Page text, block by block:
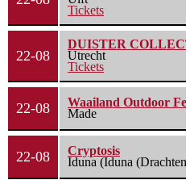
Tickets
22-08
DUISTER
Utrecht
Tickets
22-08
Waailand Outdoor
Made
22-08
Cryptosis
Iduna (Iduna